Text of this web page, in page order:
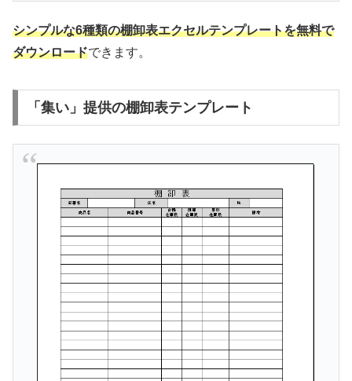
シンプルな6種類の棚卸表エクセルテンプレートを無料で
ダウンロードできます。
「集い」提供の棚卸表テンプレート